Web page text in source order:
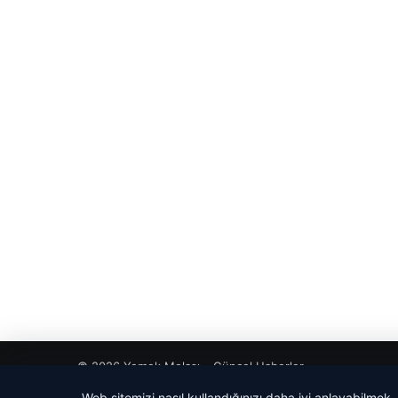
© 2026 Yemek Molası – Güncel Haberler